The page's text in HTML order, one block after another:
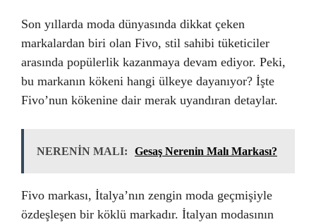
Son yıllarda moda dünyasında dikkat çeken
markalardan biri olan Fivo, stil sahibi tüketiciler
arasında popülerlik kazanmaya devam ediyor. Peki,
bu markanın kökeni hangi ülkeye dayanıyor? İşte
Fivo’nun kökenine dair merak uyandıran detaylar.
NERENİN MALI: Gesaş Nerenin Malı Markası?
Fivo markası, İtalya’nın zengin moda geçmişiyle
özdeşleşen bir köklü markadır. İtalyan modasının